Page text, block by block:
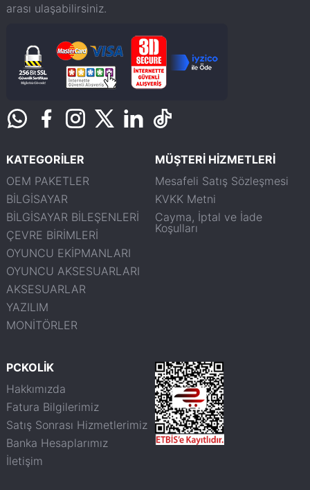
arası ulaşabilirsiniz.
KATEGORİLER
OEM PAKETLER
BİLGİSAYAR
BİLGİSAYAR BİLEŞENLERİ
ÇEVRE BİRİMLERİ
OYUNCU EKİPMANLARI
OYUNCU AKSESUARLARI
AKSESUARLAR
YAZILIM
MONİTÖRLER
MÜŞTERİ HİZMETLERİ
Mesafeli Satış Sözleşmesi
KVKK Metni
Cayma, İptal ve İade
Koşulları
PCKOLİK
Hakkımızda
Fatura Bilgilerimiz
Satış Sonrası Hizmetlerimiz
Banka Hesaplarımız
İletişim